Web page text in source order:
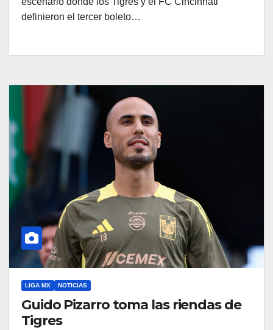
definieron el tercer boleto…
LIGA MX NOTICIAS
Guido Pizarro toma las riendas de
Tigres